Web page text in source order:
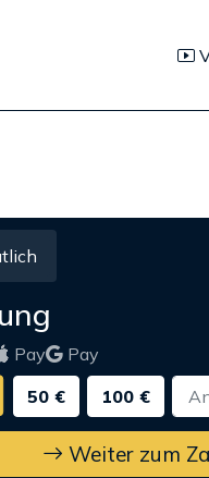
Pay
Pay
50 € 100 €
Weiter zum